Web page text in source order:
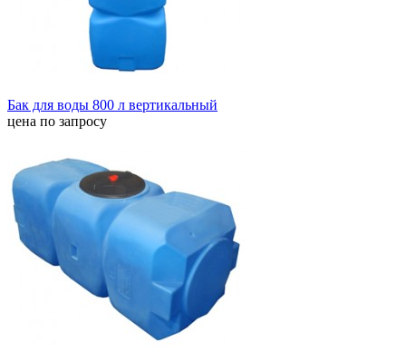
Бак для воды 800 л вертикальный
цена по запросу